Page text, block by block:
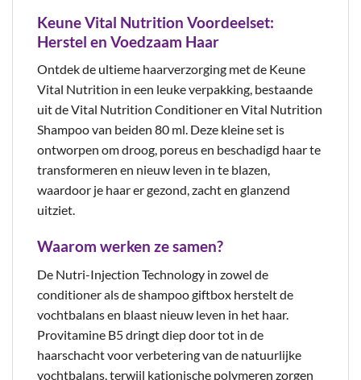
Keune Vital Nutrition Voordeelset:
Herstel en Voedzaam Haar
Ontdek de ultieme haarverzorging met de Keune
Vital Nutrition in een leuke verpakking, bestaande
uit de Vital Nutrition Conditioner en Vital Nutrition
Shampoo van beiden 80 ml. Deze kleine set is
ontworpen om droog, poreus en beschadigd haar te
transformeren en nieuw leven in te blazen,
waardoor je haar er gezond, zacht en glanzend
uitziet.
Waarom werken ze samen?
De Nutri-Injection Technology in zowel de
conditioner als de shampoo giftbox herstelt de
vochtbalans en blaast nieuw leven in het haar.
Provitamine B5 dringt diep door tot in de
haarschacht voor verbetering van de natuurlijke
vochtbalans, terwijl kationische polymeren zorgen